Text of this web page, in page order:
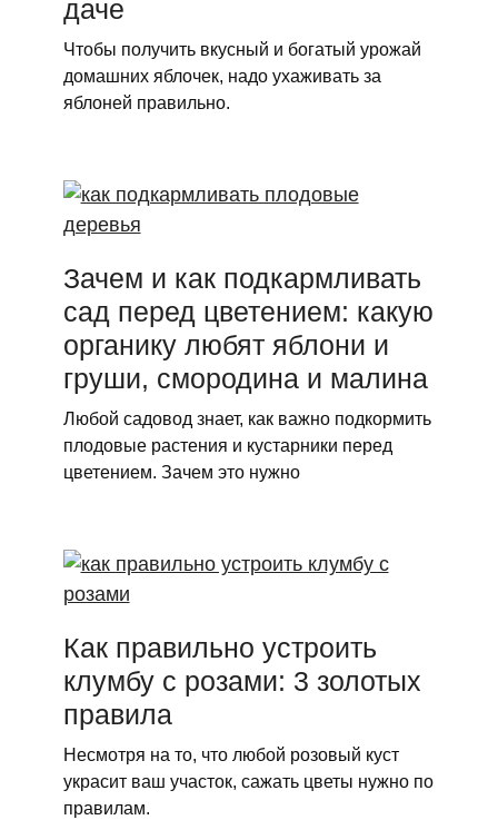
даче
Чтобы получить вкусный и богатый урожай
домашних яблочек, надо ухаживать за
яблоней правильно.
Зачем и как подкармливать
сад перед цветением: какую
органику любят яблони и
груши, смородина и малина
Любой садовод знает, как важно подкормить
плодовые растения и кустарники перед
цветением. Зачем это нужно
Как правильно устроить
клумбу с розами: 3 золотых
правила
Несмотря на то, что любой розовый куст
украсит ваш участок, сажать цветы нужно по
правилам.